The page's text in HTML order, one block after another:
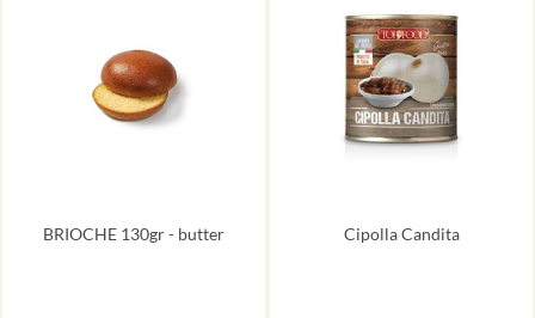
BRIOCHE 130gr - butter Cipolla Candita